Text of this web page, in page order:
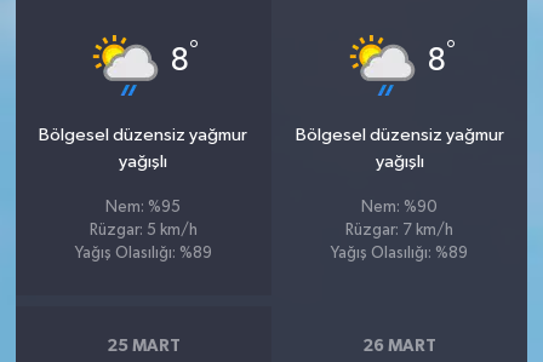
8°
Bölgesel düzensiz yağmur
yağışlı
Nem: %95
Rüzgar: 5 km/h
Yağış Olasılığı: %89
8°
Bölgesel düzensiz yağmur
yağışlı
Nem: %90
Rüzgar: 7 km/h
Yağış Olasılığı: %89
25 MART 26 MART